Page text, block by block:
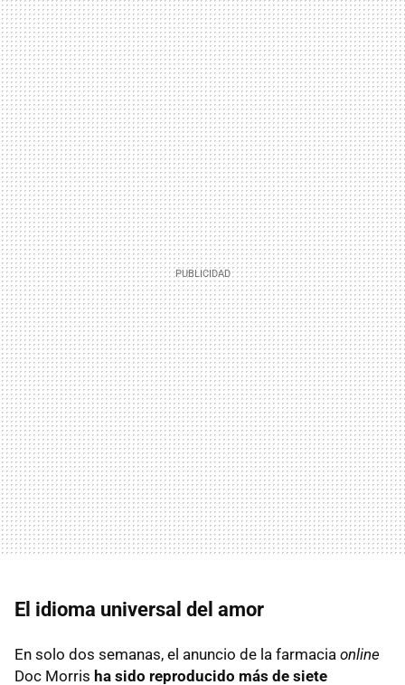
El idioma universal del amor
En solo dos semanas, el anuncio de la farmacia online
Doc Morris ha sido reproducido más de siete